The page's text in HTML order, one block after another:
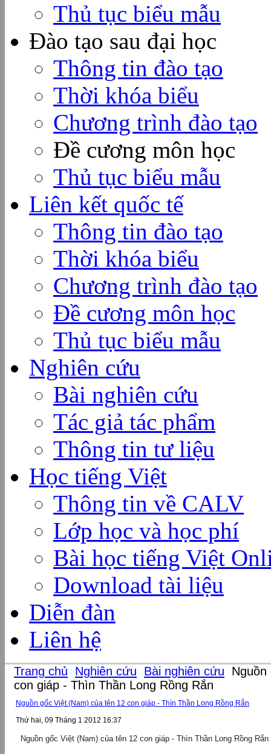
Thủ tục biểu mẫu
Đào tạo sau đại học
Thông tin đào tạo
Thời khóa biểu
Chương trình đào tạo
Đề cương môn học
Thủ tục biểu mẫu
Liên kết quốc tế
Thông tin đào tạo
Thời khóa biểu
Chương trình đào tạo
Đề cương môn học
Thủ tục biểu mẫu
Nghiên cứu
Bài nghiên cứu
Tác giả tác phẩm
Thông tin tư liệu
Học tiếng Việt
Thông tin về CALV
Lớp học và học phí
Bài học tiếng Việt
Download tài liệu
Diễn đàn
Liên hệ
Trang chủ Nghiên cứu Bài nghiên cứu
Nguồn
con giáp - Thìn Thần Long Rồng Rắn
Nguồn gốc Việt (Nam) của tên 12 con giáp - Thìn Thần Long Rồng Rắn
Thứ hai, 09 Tháng 1 2012 16:37
Nguồn gốc Việt (Nam) của tên 12 con giáp - Thìn Thần Long Rồng Rắn